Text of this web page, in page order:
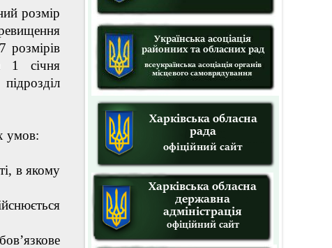
розмір
розмірів
1 січня
умов:
в якому